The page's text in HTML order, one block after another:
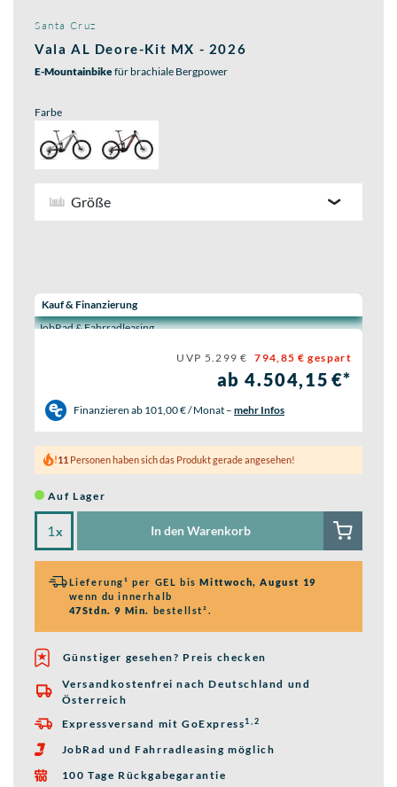
Santa Cruz
Vala AL Deore-Kit MX - 2026
E-Mountainbikefür brachiale Bergpower
Farbe
Größe
Wähle eine Preisoption:
Kauf & Finanzierung
JobRad & Fahrradleasing
UVP 5.299 € 794,85 € gespart
ab 4.504,15 €*
Finanzieren ab 101,00 € / Monat – mehr Infos
11 Personen haben sich das Produkt gerade angesehen!
Auf Lager
x In den Warenkorb
Lieferung¹ per GEL bisMittwoch, August 19
wenn du innerhalb
47Stdn. 9 Min. bestellst².
Günstiger gesehen? Preis checken

Versandkostenfrei nach Deutschland und
Österreich
 Expressversand mit GoExpress1,2
 JobRad und Fahrradleasing möglich
 100 Tage Rückgabegarantie